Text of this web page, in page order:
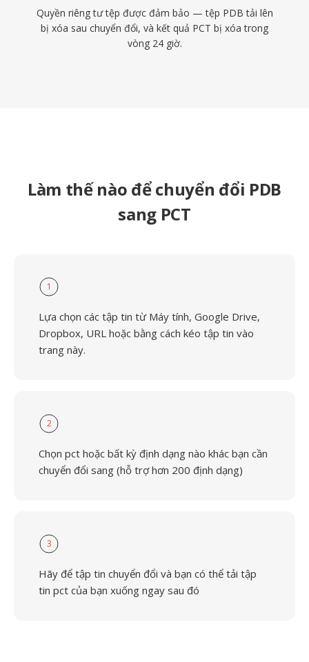
Quyền riêng tư tệp được đảm bảo — tệp PDB tải lên
bị xóa sau chuyển đổi, và kết quả PCT bị xóa trong
vòng 24 giờ.
Làm thế nào để chuyển đổi PDB
sang PCT
1
Lựa chọn các tập tin từ Máy tính, Google Drive,
Dropbox, URL hoặc bằng cách kéo tập tin vào
trang này.
2
Chọn pct hoặc bất kỳ định dạng nào khác bạn cần
chuyển đổi sang (hỗ trợ hơn 200 định dạng)
3
Hãy để tập tin chuyển đổi và bạn có thể tải tập
tin pct của bạn xuống ngay sau đó